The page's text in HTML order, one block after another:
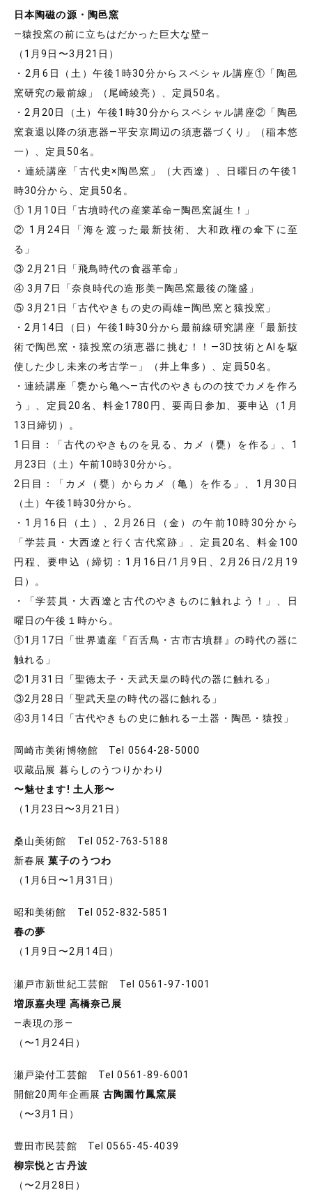
日本陶磁の源・陶邑窯
―猿投窯の前に立ちはだかった巨大な壁―
（1月9日〜3月21日）
・2月6日（土）午後1時30分からスペシャル講座①「陶邑
窯研究の最前線」（尾崎綾亮）、定員50名。
・2月20日（土）午後1時30分からスペシャル講座②「陶邑
窯衰退以降の須恵器―平安京周辺の須恵器づくり」（稲本悠
一）、定員50名。
・連続講座「古代史×陶邑窯」（大西遼）、日曜日の午後1
時30分から、定員50名。
① 1月10日「古墳時代の産業革命―陶邑窯誕生！」
② 1月24日「海を渡った最新技術、大和政権の傘下に至
る」
③ 2月21日「飛鳥時代の食器革命」
④ 3月7日「奈良時代の造形美―陶邑窯最後の隆盛」
⑤ 3月21日「古代やきもの史の両雄―陶邑窯と猿投窯」
・2月14日（日）午後1時30分から最前線研究講座「最新技
術で陶邑窯・猿投窯の須恵器に挑む！！―3D技術とAIを駆
使した少し未来の考古学―」（井上隼多）、定員50名。
・連続講座「甕から亀へ―古代のやきものの技でカメを作ろ
う」、定員20名、料金1780円、要両日参加、要申込（1月
13日締切）。
1日目：「古代のやきものを見る、カメ（甕）を作る」、1
月23日（土）午前10時30分から。
2日目：「カメ（甕）からカメ（亀）を作る」、1月30日
（土）午後1時30分から。
・1月16日（土）、2月26日（金）の午前10時30分から
「学芸員・大西遼と行く古代窯跡」、定員20名、料金100
円程、要申込（締切：1月16日/1月9日、2月26日/2月19
日）。
・「学芸員・大西遼と古代のやきものに触れよう！」、日
曜日の午後１時から。
①1月17日「世界遺産『百舌鳥・古市古墳群』の時代の器に
触れる」
②1月31日「聖徳太子・天武天皇の時代の器に触れる」
③2月28日「聖武天皇の時代の器に触れる」
④3月14日「古代やきもの史に触れる―土器・陶邑・猿投」
岡崎市美術博物館 Tel 0564-28-5000
収蔵品展 暮らしのうつりかわり
〜魅せます! 土人形〜
（1月23日〜3月21日）
桑山美術館 Tel 052-763-5188
新春展菓子のうつわ
（1月6日〜1月31日）
昭和美術館 Tel 052-832-5851
春の夢
（1月9日〜2月14日）
瀬戸市新世紀工芸館 Tel 0561-97-1001
増原嘉央理 高橋奈己展
―表現の形―
（〜1月24日）
瀬戸染付工芸館 Tel 0561-89-6001
開館20周年企画展古陶園竹鳳窯展
（〜3月1日）
豊田市民芸館 Tel 0565-45-4039
柳宗悦と古丹波
（〜2月28日）